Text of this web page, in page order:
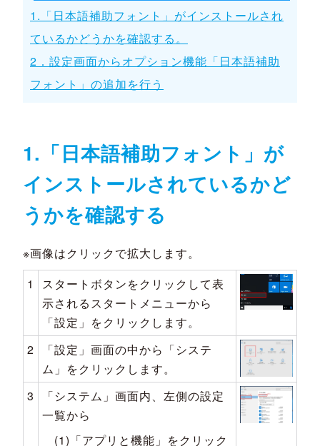
1.「日本語補助フォント」がインストールされ
ているかどうかを確認する。
2．設定画面からオプション機能「日本語補助
フォント」の追加を行う
1.「日本語補助フォント」が
インストールされているかど
うかを確認する
※画像はクリックで拡大します。
1
スタートボタンをクリックして表
示されるスタートメニューから
「設定」をクリックします。
2
「設定」画面の中から「システ
ム」をクリックします。
3
「システム」画面内、左側の設定
一覧から
(1)「アプリと機能」をクリック